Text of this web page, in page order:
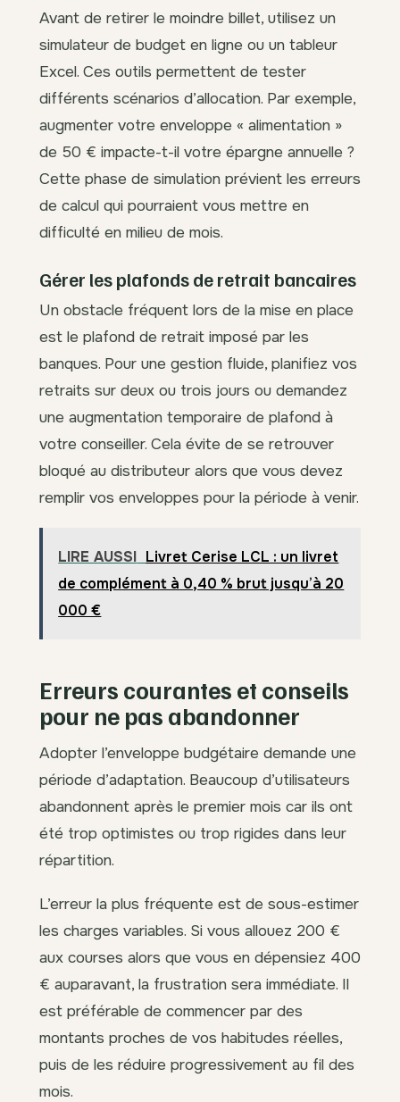
Avant de retirer le moindre billet, utilisez un
simulateur de budget en ligne ou un tableur
Excel. Ces outils permettent de tester
différents scénarios d’allocation. Par exemple,
augmenter votre enveloppe « alimentation »
de 50 € impacte-t-il votre épargne annuelle ?
Cette phase de simulation prévient les erreurs
de calcul qui pourraient vous mettre en
difficulté en milieu de mois.
Gérer les plafonds de retrait bancaires
Un obstacle fréquent lors de la mise en place
est le plafond de retrait imposé par les
banques. Pour une gestion fluide, planifiez vos
retraits sur deux ou trois jours ou demandez
une augmentation temporaire de plafond à
votre conseiller. Cela évite de se retrouver
bloqué au distributeur alors que vous devez
remplir vos enveloppes pour la période à venir.
LIRE AUSSI Livret Cerise LCL : un livret
de complément à 0,40 % brut jusqu’à 20
000 €
Erreurs courantes et conseils
pour ne pas abandonner
Adopter l’enveloppe budgétaire demande une
période d’adaptation. Beaucoup d’utilisateurs
abandonnent après le premier mois car ils ont
été trop optimistes ou trop rigides dans leur
répartition.
L’erreur la plus fréquente est de sous-estimer
les charges variables. Si vous allouez 200 €
aux courses alors que vous en dépensiez 400
€ auparavant, la frustration sera immédiate. Il
est préférable de commencer par des
montants proches de vos habitudes réelles,
puis de les réduire progressivement au fil des
mois.